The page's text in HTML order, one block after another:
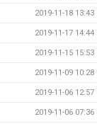
2019-11-18 13:43
2019-11-17 14:44
2019-11-15 15:53
2019-11-09 10:28
2019-11-06 12:57
2019-11-06 07:36